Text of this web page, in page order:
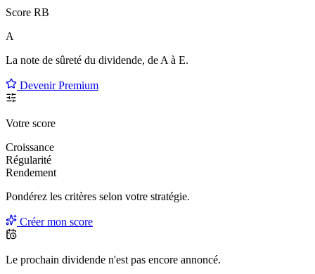
Score RB
A
La note de sûreté du dividende, de A à E.
Devenir Premium
Votre score
Croissance
Régularité
Rendement
Pondérez les critères selon votre stratégie.
Créer mon score
Le prochain dividende n'est pas encore annoncé.